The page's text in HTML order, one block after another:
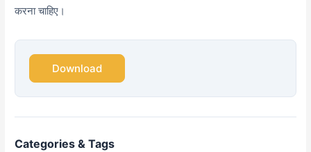
करना चाहिए।
Download
Categories & Tags